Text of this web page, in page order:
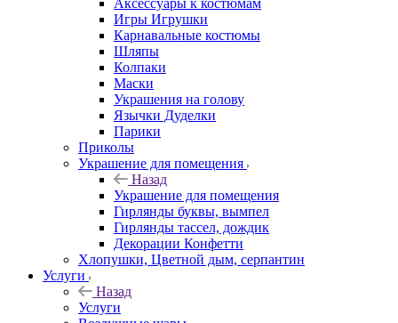
Аксессуары к костюмам
Игры Игрушки
Карнавальные костюмы
Шляпы
Колпаки
Маски
Украшения на голову
Язычки Дуделки
Парики
Приколы
Украшение для помещения
Назад
Украшение для помещения
Гирлянды буквы, вымпел
Гирлянды тассел, дождик
Декорации Конфетти
Хлопушки, Цветной дым, серпантин
Услуги
Назад
Услуги